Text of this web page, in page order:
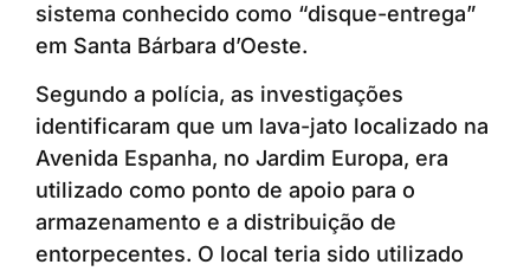
sistema conhecido como “disque-entrega”
em Santa Bárbara d’Oeste.
Segundo a polícia, as investigações
identificaram que um lava-jato localizado na
Avenida Espanha, no Jardim Europa, era
utilizado como ponto de apoio para o
armazenamento e a distribuição de
entorpecentes. O local teria sido utilizado